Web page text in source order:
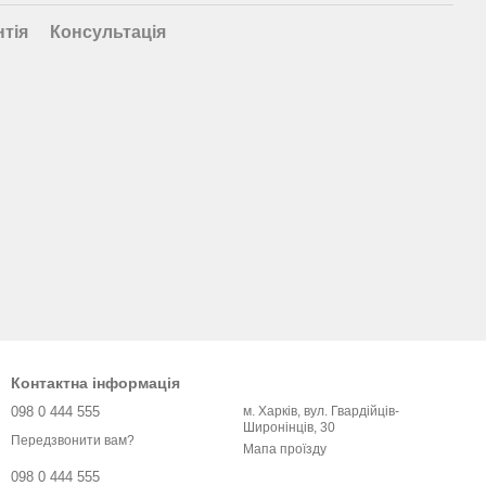
Консультація
Контактна інформація
098 0 444 555
Передзвонити вам?
098 0 444 555
м. Харків, вул. Гвардійців-
Широнінців, 30
Мапа проїзду